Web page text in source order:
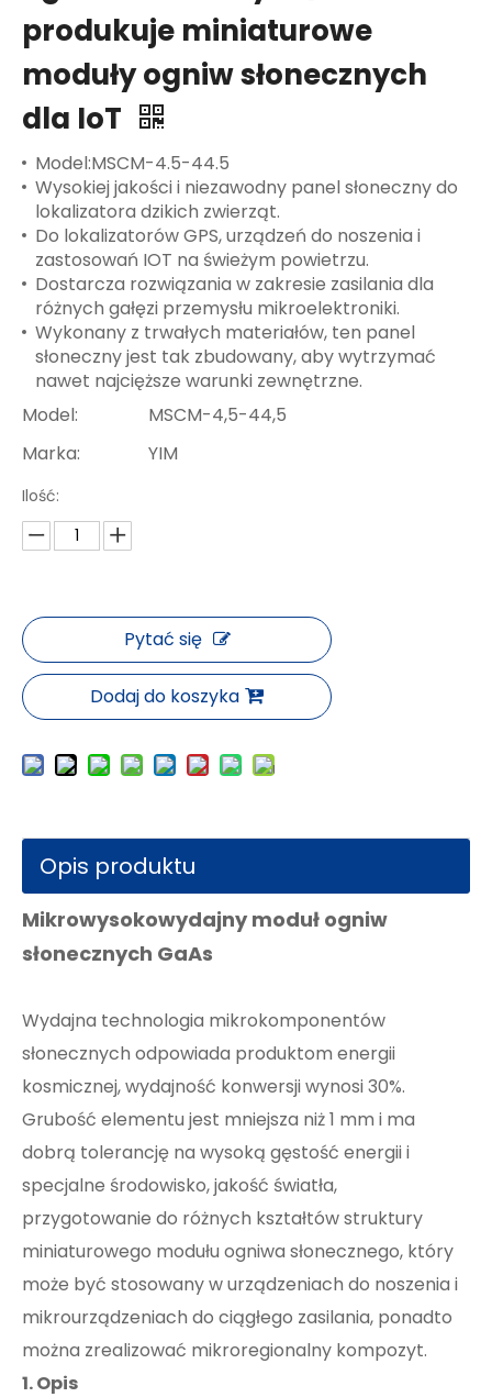
produkuje miniaturowe
moduły ogniw słonecznych
dla IoT
Model:MSCM-4.5-44.5
Wysokiej jakości i niezawodny panel słoneczny do
lokalizatora dzikich zwierząt.
Do lokalizatorów GPS, urządzeń do noszenia i
zastosowań IOT na świeżym powietrzu.
Dostarcza rozwiązania w zakresie zasilania dla
różnych gałęzi przemysłu mikroelektroniki.
Wykonany z trwałych materiałów, ten panel
słoneczny jest tak zbudowany, aby wytrzymać
nawet najcięższe warunki zewnętrzne.
Model:
MSCM-4,5-44,5
Marka:
YIM
Ilość:
Pytać się
Dodaj do koszyka
Opis produktu
Mikrowysokowydajny moduł ogniw
słonecznych GaAs
Wydajna technologia mikrokomponentów
słonecznych odpowiada produktom energii
kosmicznej, wydajność konwersji wynosi 30%.
Grubość elementu jest mniejsza niż 1 mm i ma
dobrą tolerancję na wysoką gęstość energii i
specjalne środowisko, jakość światła,
przygotowanie do różnych kształtów struktury
miniaturowego modułu ogniwa słonecznego, który
może być stosowany w urządzeniach do noszenia i
mikrourządzeniach do ciągłego zasilania, ponadto
można zrealizować mikroregionalny kompozyt.
1. Opis